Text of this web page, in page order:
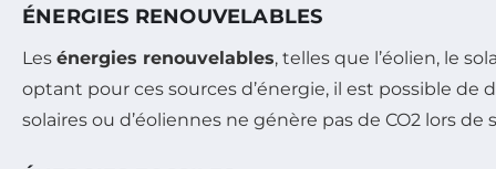
ÉNERGIES RENOUVELABLES
Les énergies renouvelables, telles que l’éolien, le
optant pour ces sources d’énergie, il est possible
solaires ou d’éoliennes ne génère pas de CO2 lors